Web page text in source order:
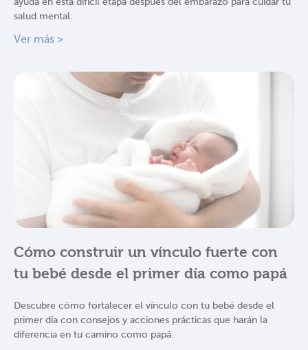
salud mental.
Ver más >
Cómo construir un vínculo fuerte con
tu bebé desde el primer día como papá
Descubre cómo fortalecer el vínculo con tu bebé desde el
primer día con consejos y acciones prácticas que harán la
diferencia en tu camino como papá.